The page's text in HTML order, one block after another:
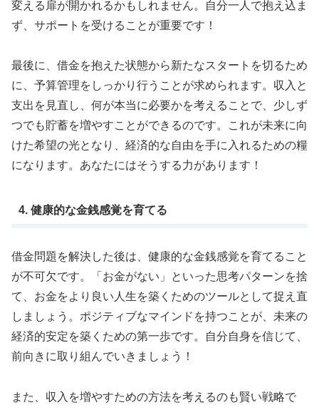
変える扉が開かれるかもしれません。自分一人で抱え込ま
ず、サポートを受けることが重要です！
最後に、借金を抱えた状態から新たなスタートを切るため
に、予算管理をしっかり行うことが求められます。収入と
支出を見直し、何が本当に必要かを考えることで、少しず
つでも貯蓄を増やすことができるのです。これが未来に向
けた希望の光となり、経済的な自由を手に入れるための糧
になります。あなたにはそうする力があります！
4. 健康的な金銭感覚を育てる
借金問題を解決した後は、健康的な金銭感覚を育てること
が不可欠です。「お金がない」といった思考パターンを捨
て、お金をより良い人生を築くためのツールとして捉え直
しましょう。ポジティブなマインドを持つことが、未来の
経済的安定を築くための第一歩です。自分自身を信じて、
前向きに取り組んでいきましょう！
また、収入を増やすための方法を考えるのも賢い戦略で